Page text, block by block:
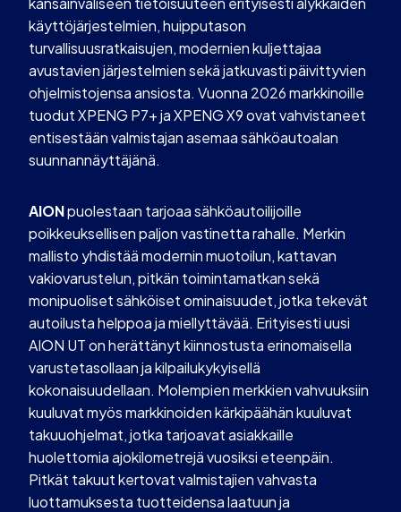
käyttöjärjestelmien, huipputason
turvallisuusratkaisujen, modernien kuljettajaa
avustavien järjestelmien sekä jatkuvasti päivittyvien
ohjelmistojensa ansiosta. Vuonna 2026 markkinoille
tuodut XPENG P7+ ja XPENG X9 ovat vahvistaneet
entisestään valmistajan asemaa sähköautoalan
suunnannäyttäjänä.
AIONpuolestaan tarjoaa sähköautoilijoille
poikkeuksellisen paljon vastinetta rahalle. Merkin
mallisto yhdistää modernin muotoilun, kattavan
vakiovarustelun, pitkän toimintamatkan sekä
monipuoliset sähköiset ominaisuudet, jotka tekevät
autoilusta helppoa ja miellyttävää. Erityisesti uusi
AION UT on herättänyt kiinnostusta erinomaisella
varustetasollaan ja kilpailukykyisellä
kokonaisuudellaan. Molempien merkkien vahvuuksiin
kuuluvat myös markkinoiden kärkipäähän kuuluvat
takuuohjelmat, jotka tarjoavat asiakkaille
huolettomia ajokilometrejä vuosiksi eteenpäin.
Pitkät takuut kertovat valmistajien vahvasta
luottamuksesta tuotteidensa laatuun ja